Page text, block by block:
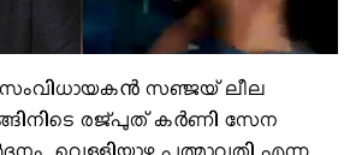
സഞ്ജയ് ലീല
രജ്പുത് കർണി സേന